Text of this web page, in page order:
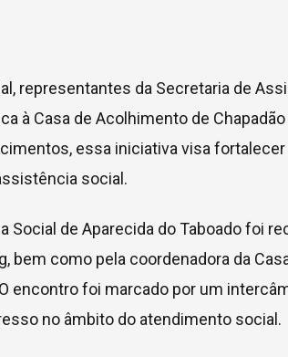
representantes da Secretaria de
à Casa de Acolhimento de
essa iniciativa visa
social.
de Aparecida do Taboado foi
bem como pela coordenadora da
encontro foi marcado por um
no âmbito do atendimento social.